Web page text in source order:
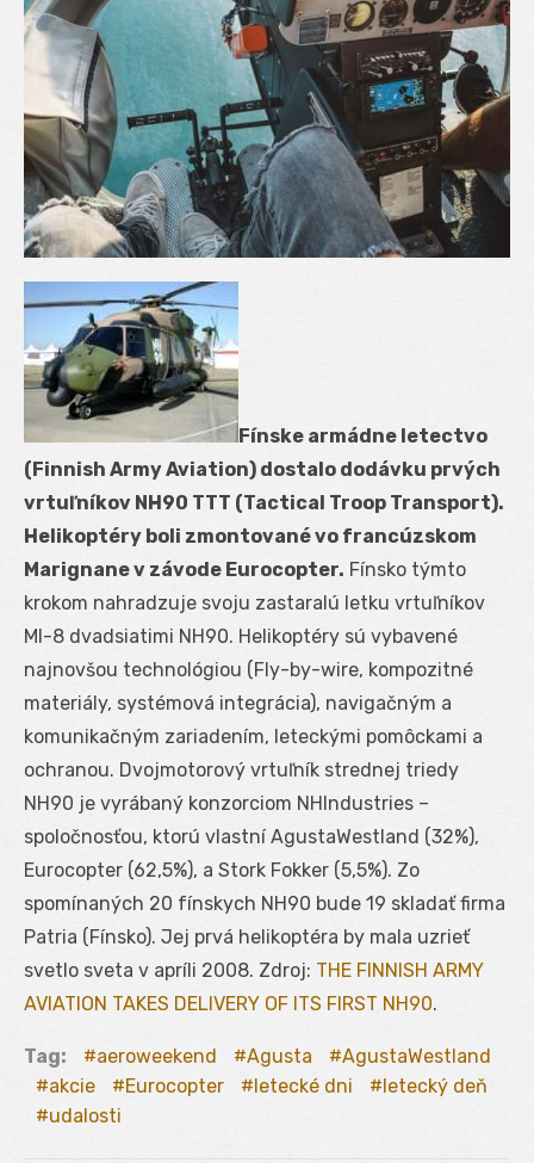
Fínske armádne letectvo
(Finnish Army Aviation) dostalo dodávku prvých
vrtuľníkov NH90 TTT (Tactical Troop Transport).
Helikoptéry boli zmontované vo francúzskom
Marignane v závode Eurocopter. Fínsko týmto
krokom nahradzuje svoju zastaralú letku vrtuľníkov
MI-8 dvadsiatimi NH90. Helikoptéry sú vybavené
najnovšou technológiou (Fly-by-wire, kompozitné
materiály, systémová integrácia), navigačným a
komunikačným zariadením, leteckými pomôckami a
ochranou. Dvojmotorový vrtuľník strednej triedy
NH90 je vyrábaný konzorciom NHIndustries –
spoločnosťou, ktorú vlastní AgustaWestland (32%),
Eurocopter (62,5%), a Stork Fokker (5,5%). Zo
spomínaných 20 fínskych NH90 bude 19 skladať firma
Patria (Fínsko). Jej prvá helikoptéra by mala uzrieť
svetlo sveta v apríli 2008. Zdroj: THE FINNISH ARMY
AVIATION TAKES DELIVERY OF ITS FIRST NH90.
Tag: aeroweekend Agusta
AgustaWestland
akcie
Eurocopter letecké dni
letecký deň
udalosti